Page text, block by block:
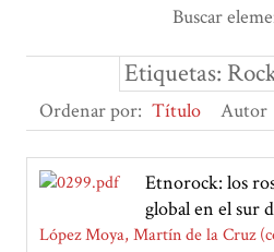
Buscar
Etiquetas:
Ordenar por: Título Autor
Etnorock: los
global en el sur
López Moya, Martín de la Cruz